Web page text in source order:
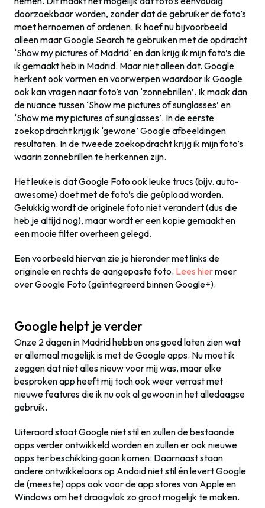
doorzoekbaar worden, zonder dat de gebruiker de foto’s
moet hernoemen of ordenen. Ik hoef nu bijvoorbeeld
alleen maar Google Search te gebruiken met de opdracht
‘Show my pictures of Madrid’ en dan krijg ik mijn foto’s die
ik gemaakt heb in Madrid. Maar niet alleen dat. Google
herkent ook vormen en voorwerpen waardoor ik Google
ook kan vragen naar foto’s van ‘zonnebrillen’. Ik maak dan
de nuance tussen ‘Show me pictures of sunglasses’ en
‘Show me mypictures of sunglasses’. In de eerste
zoekopdracht krijg ik ‘gewone’ Google afbeeldingen
resultaten. In de tweede zoekopdracht krijg ik mijn foto’s
waarin zonnebrillen te herkennen zijn.
Het leuke is dat Google Foto ook leuke trucs (bijv. auto-
awesome) doet met de foto’s die geüpload worden.
Gelukkig wordt de originele foto niet verandert (dus die
heb je altijd nog), maar wordt er een kopie gemaakt en
een mooie filter overheen gelegd.
Een voorbeeld hiervan zie je hieronder met links de
originele en rechts de aangepaste foto. Lees hiermeer
over Google Foto (geïntegreerd binnen Google+).
Google helpt je verder
Onze 2 dagen in Madrid hebben ons goed laten zien wat
er allemaal mogelijk is met de Google apps. Nu moet ik
zeggen dat niet alles nieuw voor mij was, maar elke
besproken app heeft mij toch ook weer verrast met
nieuwe features die ik nu ook al gewoon in het alledaagse
gebruik.
Uiteraard staat Google niet stil en zullen de bestaande
apps verder ontwikkeld worden en zullen er ook nieuwe
apps ter beschikking gaan komen. Daarnaast staan
andere ontwikkelaars op Andoid niet stil én levert Google
de (meeste) apps ook voor de app stores van Apple en
Windows om het draagvlak zo groot mogelijk te maken.